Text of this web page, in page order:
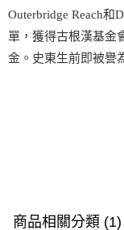
Outerbridge Reach和
單，獲得古根漢基金
金。史東生前即被譽
商品相關分類 (1)